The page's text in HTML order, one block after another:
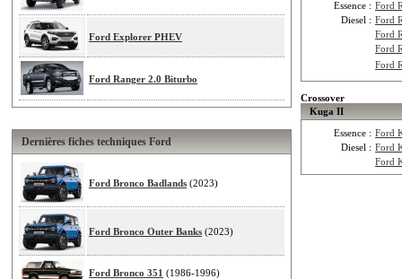
Ford Explorer PHEV
Ford Ranger 2.0 Biturbo
Dernières fiches techniques Ford
Ford Bronco Badlands (2023)
Ford Bronco Outer Banks (2023)
Ford Bronco 351 (1986-1996)
Essence : Ford
Diesel : Ford
Ford
Ford
Ford
Crossover
Kuga II
Essence : Ford
Diesel : Ford
Ford